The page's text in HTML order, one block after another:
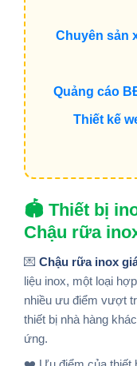
Chuyên sản
Quảng cáo
Thiết kế
🏟️ Thiết bị
Chậu rữa
💌 Chậu rữa inox
liệu inox, một loại
nhiều ưu điểm vượt
thiết bị nhà hàng
ứng.